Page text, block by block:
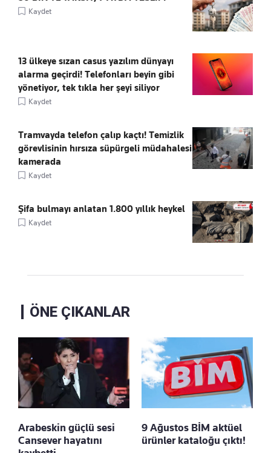
Kaydet
13 ülkeye sızan casus yazılım dünyayı
alarma geçirdi! Telefonları beyin gibi
yönetiyor, tek tıkla her şeyi siliyor
Kaydet
Tramvayda telefon çalıp kaçtı! Temizlik
görevlisinin hırsıza süpürgeli müdahalesi
kamerada
Kaydet
Şifa bulmayı anlatan 1.800 yıllık heykel
Kaydet
ÖNE ÇIKANLAR
Arabeskin güçlü sesi
Cansever hayatını
9 Ağustos BİM aktüel
ürünler kataloğu çıktı!